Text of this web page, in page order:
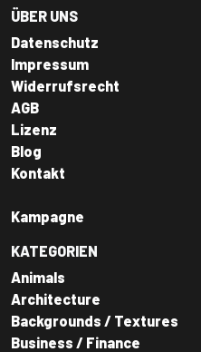
ÜBER UNS
Datenschutz
Impressum
Widerrufsrecht
AGB
Lizenz
Blog
Kontakt
Kampagne
KATEGORIEN
Animals
Architecture
Backgrounds / Textures
Business / Finance